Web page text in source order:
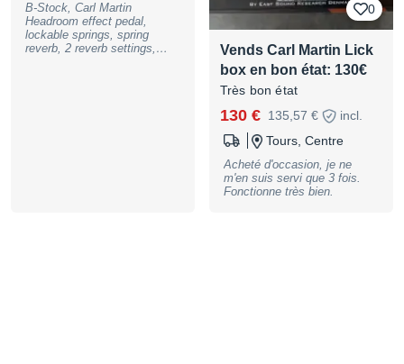
B-Stock, Carl Martin
Headroom effect pedal,
lockable springs, spring
reverb, 2 reverb settings,
0
Vends Carl Martin Lick
box en bon état: 130€
Très bon état
130 € 135,57 €
incl.
Tours, Centre
Acheté d'occasion, je ne
m'en suis servi que 3 fois.
Fonctionne très bien.